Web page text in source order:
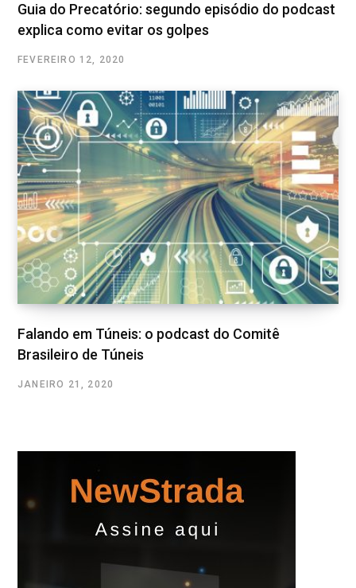
Guia do Precatório: segundo episódio do podcast
explica como evitar os golpes
FEVEREIRO 12, 2020
Falando em Túneis: o podcast do Comitê
Brasileiro de Túneis
JANEIRO 21, 2020